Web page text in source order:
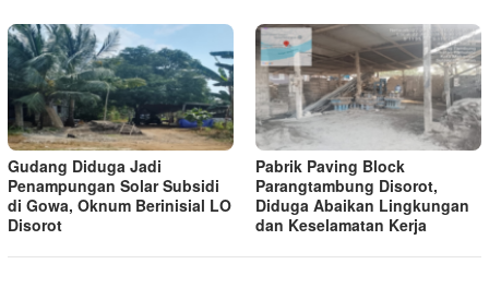
Gudang Diduga Jadi
Penampungan Solar Subsidi
di Gowa, Oknum Berinisial LO
Disorot
Pabrik Paving Block
Parangtambung Disorot,
Diduga Abaikan Lingkungan
dan Keselamatan Kerja